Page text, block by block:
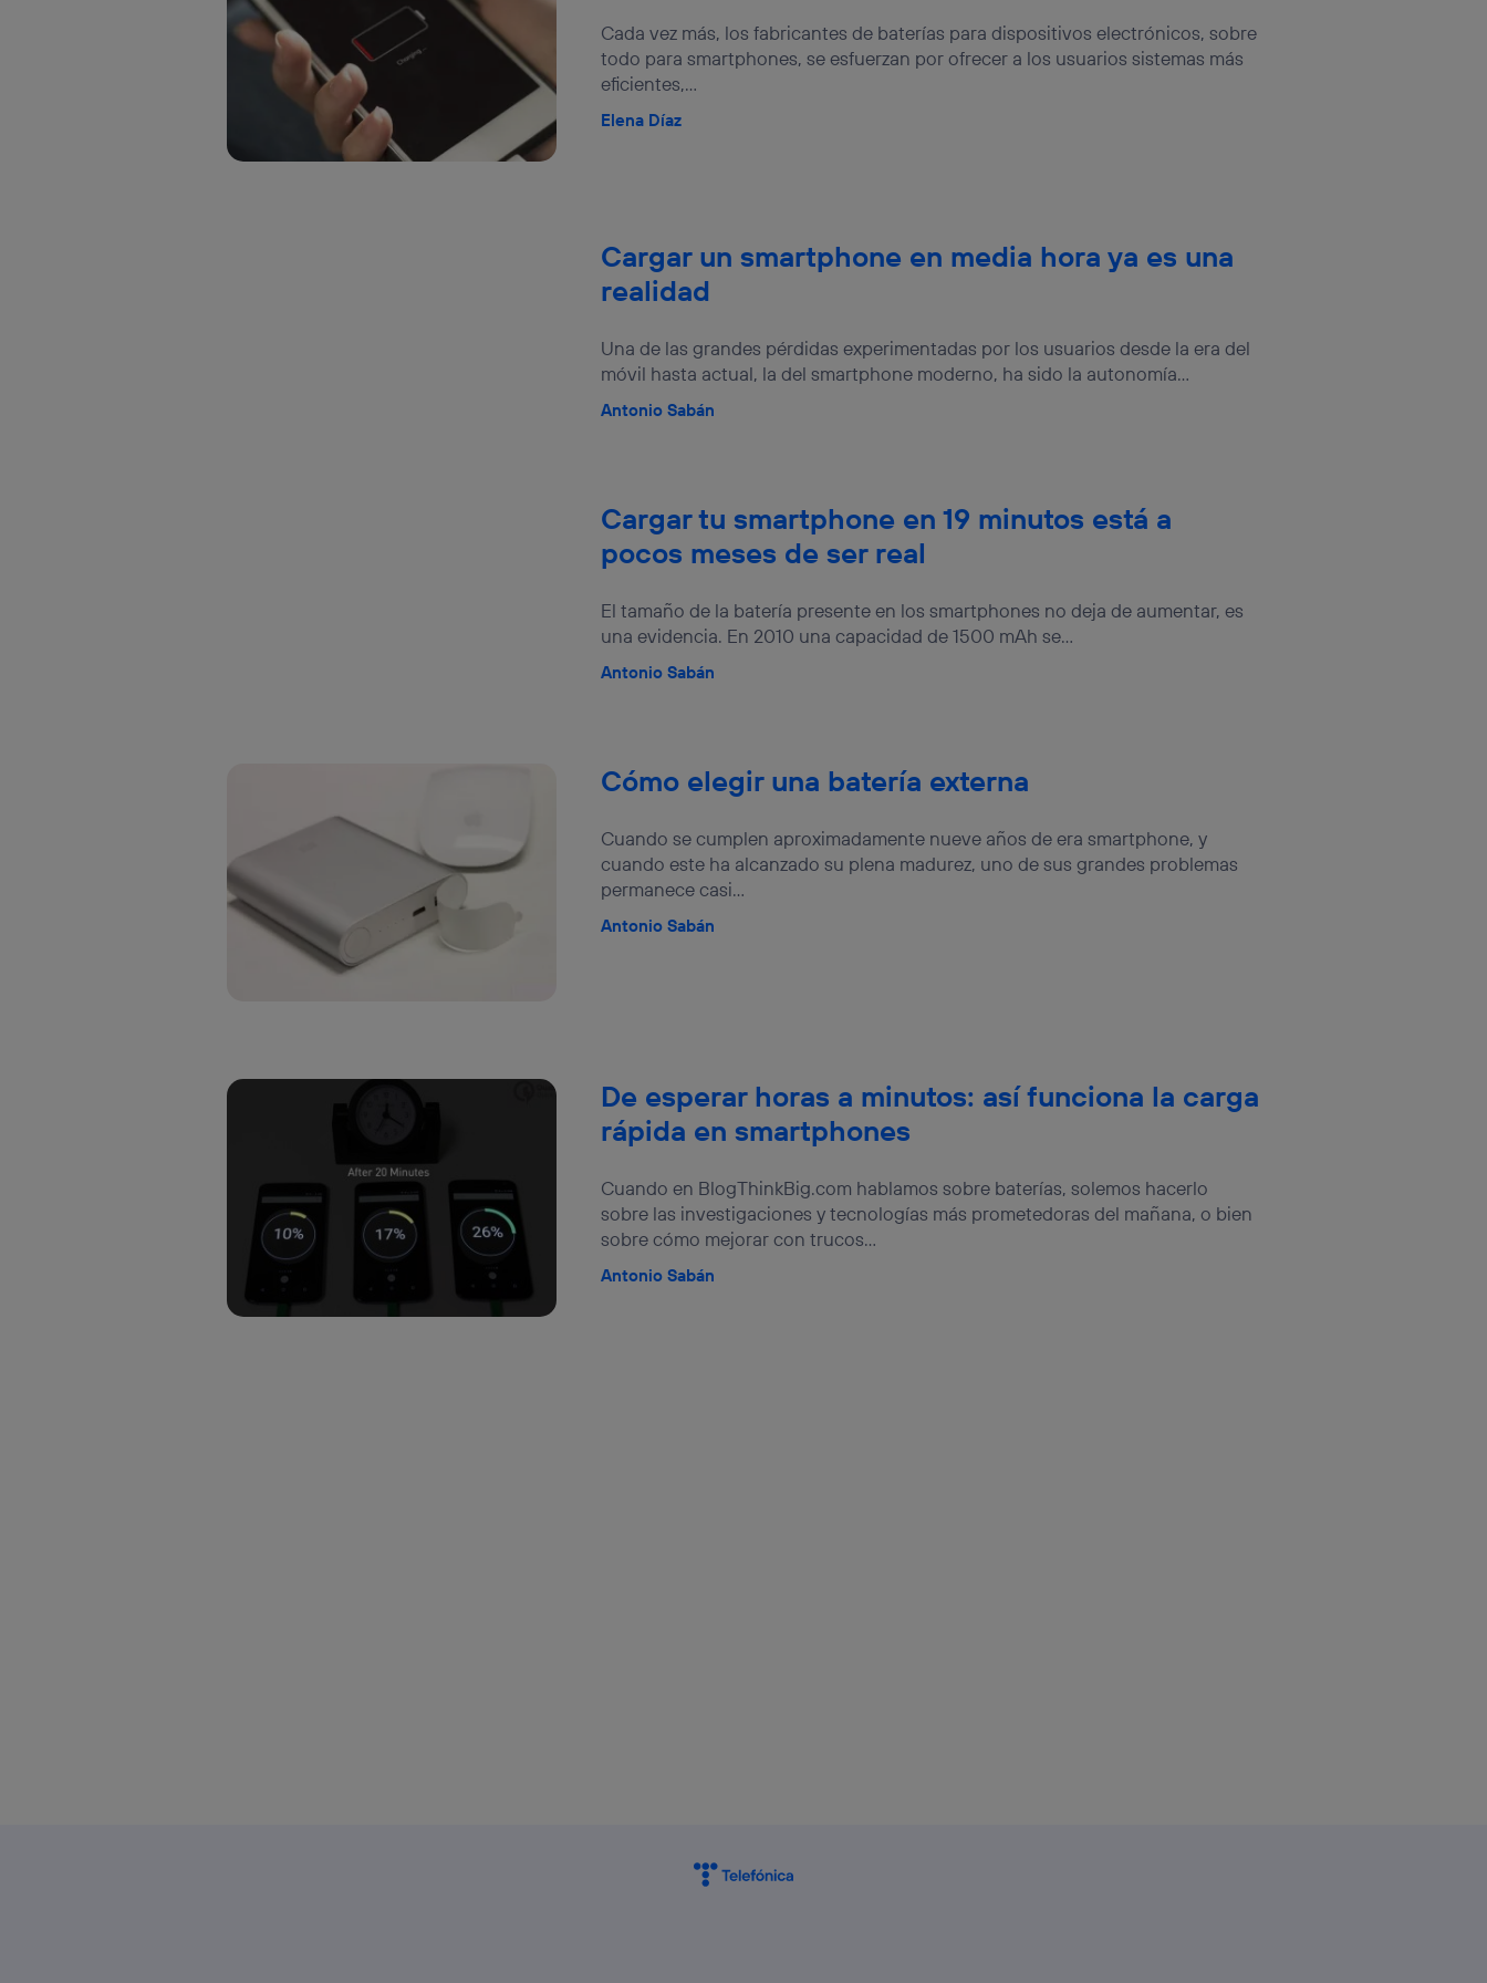
Cada vez más, los fabricantes de baterías para dispositivos electrónicos, sobre
todo para smartphones, se esfuerzan por ofrecer a los usuarios sistemas más
eficientes,...
Elena Díaz
Cargar un smartphone en media hora ya es una
realidad
Una de las grandes pérdidas experimentadas por los usuarios desde la era del
móvil hasta actual, la del smartphone moderno, ha sido la autonomía...
Antonio Sabán
Cargar tu smartphone en 19 minutos está a
pocos meses de ser real
El tamaño de la batería presente en los smartphones no deja de aumentar, es
una evidencia. En 2010 una capacidad de 1500 mAh se...
Antonio Sabán
Cómo elegir una batería externa
Cuando se cumplen aproximadamente nueve años de era smartphone, y
cuando este ha alcanzado su plena madurez, uno de sus grandes problemas
permanece casi...
Antonio Sabán
De esperar horas a minutos: así funciona la carga
rápida en smartphones
Cuando en BlogThinkBig.com hablamos sobre baterías, solemos hacerlo
sobre las investigaciones y tecnologías más prometedoras del mañana, o bien
sobre cómo mejorar con trucos...
Antonio Sabán
Puedes gestionar los consentimientos Utiq seleccionando “Administrar Utiq” en la parte
inferior de esta página web o visitando el
portal de privacidad de Utiq (“consenthub”)
Para más información, consulta la política de privacidad de Utiq .